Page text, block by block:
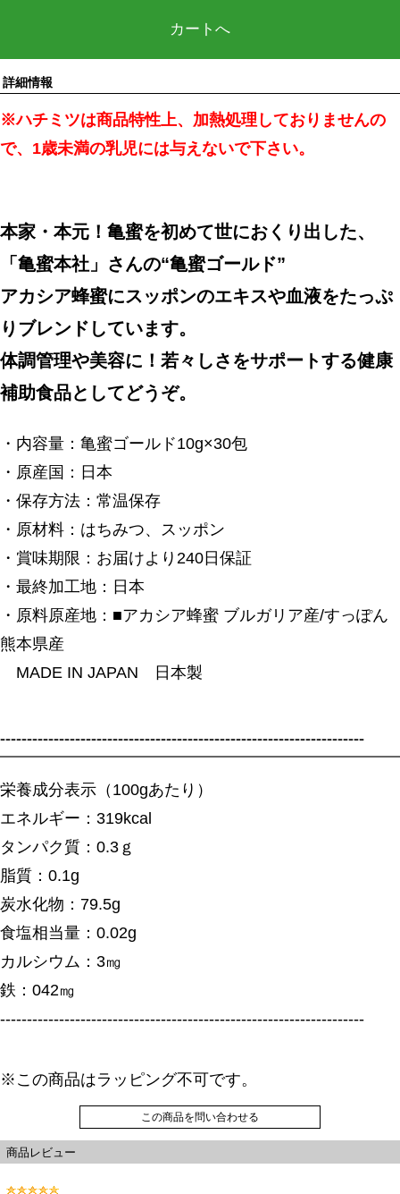
カートへ
詳細情報
※ハチミツは商品特性上、加熱処理しておりませんの
で、1歳未満の乳児には与えないで下さい。
本家・本元！亀蜜を初めて世におくり出した、
「亀蜜本社」さんの“亀蜜ゴールド”
アカシア蜂蜜にスッポンのエキスや血液をたっぷ
りブレンドしています。
体調管理や美容に！若々しさをサポートする健康
補助食品としてどうぞ。
・内容量：亀蜜ゴールド10g×30包
・原産国：日本
・保存方法：常温保存
・原材料：はちみつ、スッポン
・賞味期限：お届けより240日保証
・最終加工地：日本
・原料原産地：■アカシア蜂蜜 ブルガリア産/すっぽん
熊本県産
MADE IN JAPAN 日本製
--------------------------------------------------------------------
栄養成分表示（100gあたり）
エネルギー：319kcal
タンパク質：0.3ｇ
脂質：0.1g
炭水化物：79.5g
食塩相当量：0.02g
カルシウム：3㎎
鉄：042㎎
--------------------------------------------------------------------
※この商品はラッピング不可です。
この商品を問い合わせる
商品レビュー